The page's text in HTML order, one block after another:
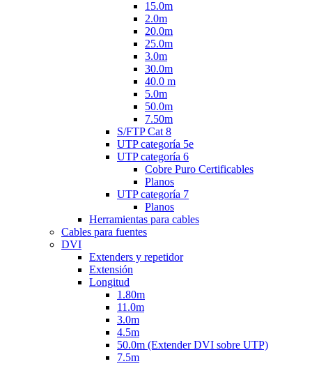
15.0m
2.0m
20.0m
25.0m
3.0m
30.0m
40.0 m
5.0m
50.0m
7.50m
S/FTP Cat 8
UTP categoría 5e
UTP categoría 6
Cobre Puro Certificables
Planos
UTP categoría 7
Planos
Herramientas para cables
Cables para fuentes
DVI
Extenders y repetidor
Extensión
Longitud
1.80m
11.0m
3.0m
4.5m
50.0m (Extender DVI sobre UTP)
7.5m